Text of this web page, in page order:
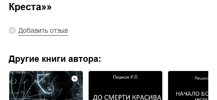
Креста»»
Добавить отзыв
Другие книги автора: